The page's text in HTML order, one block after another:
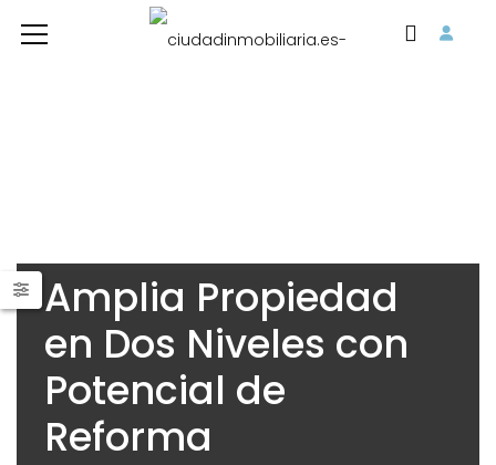
Amplia Propiedad
en Dos Niveles con
Potencial de
Reforma